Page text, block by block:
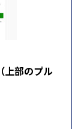
上部のプル